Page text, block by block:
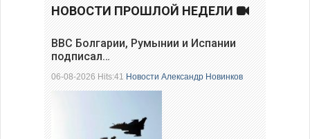
НОВОСТИ ПРОШЛОЙ НЕДЕЛИ
ВВС Болгарии, Румынии и Испании
подписал…
06-08-2026 Hits:41Новости Александр Новинков